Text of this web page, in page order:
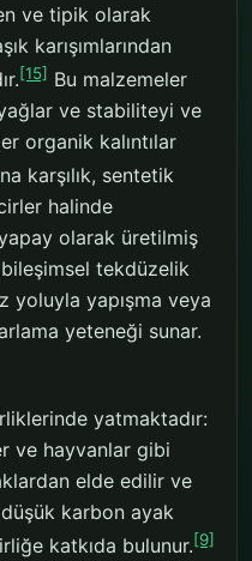
ve tipik olarak
karışımlarından
[15] Bu malzemeler
ve stabiliteyi ve
organik kalıntılar
karşılık, sentetik
halinde
olarak üretilmiş
tekdüzelik
yoluyla yapışma veya
yeteneği sunar.
yatmaktadır:
ve hayvanlar gibi
elde edilir ve
karbon ayak
katkıda bulunur.[9]